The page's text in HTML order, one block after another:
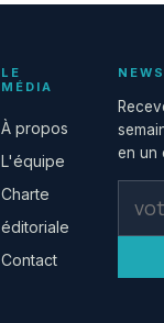
LE
MÉDIA
À propos
L'équipe
Charte
éditoriale
Contact
en un